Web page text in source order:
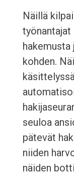
Näillä
työnantajat
kohden.
seuloa
pätevät
niiden
näiden